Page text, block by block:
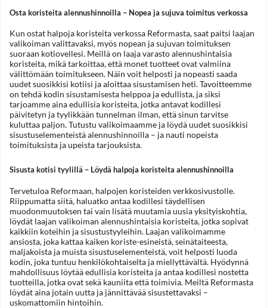
Osta koristeita alennushinnoilla – Nopea ja sujuva toimitus verkossa
Kun ostat halpoja koristeita verkossa Reformasta, saat paitsi laajan
valikoiman valittavaksi, myös nopean ja sujuvan toimituksen
suoraan kotiovellesi. Meillä on laaja varasto alennushintaisia
koristeita, mikä tarkoittaa, että monet tuotteet ovat valmiina
välittömään toimitukseen. Näin voit helposti ja nopeasti saada
uudet suosikkisi kotiisi ja aloittaa sisustamisen heti. Tavoitteemme
on tehdä kodin sisustamisesta helppoa ja edullista, ja siksi
tarjoamme aina edullisia koristeita, jotka antavat kodillesi
päivitetyn ja tyylikkään tunnelman ilman, että sinun tarvitse
kuluttaa paljon. Tutustu valikoimaamme ja löydä uudet suosikkisi
sisustuselementeistä alennushinnoilla – ja nauti nopeista
toimituksista ja upeista tarjouksista.
Sisusta kotisi tyylillä – Löydä halpoja koristeita alennushinnoilla
Tervetuloa Reformaan, halpojen koristeiden verkkosivustolle.
Riippumatta siitä, haluatko antaa kodillesi täydellisen
muodonmuutoksen tai vain lisätä muutamia uusia yksityiskohtia,
löydät laajan valikoiman alennushintaisia koristeita, jotka sopivat
kaikkiin koteihin ja sisustustyyleihin. Laajan valikoimamme
ansiosta, joka kattaa kaiken koriste-esineistä, seinätaiteesta,
maljakoista ja muista sisustuselementeistä, voit helposti luoda
kodin, joka tuntuu henkilökohtaiselta ja miellyttävältä. Hyödynnä
mahdollisuus löytää edullisia koristeita ja antaa kodillesi nostetta
tuotteilla, jotka ovat sekä kauniita että toimivia. Meiltä Reformasta
löydät aina jotain uutta ja jännittävää sisustettavaksi –
uskomattomiin hintoihin.